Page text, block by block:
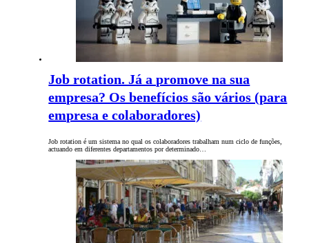
Job rotation. Já a promove na sua
empresa? Os benefícios são vários (para
empresa e colaboradores)
Job rotation é um sistema no qual os colaboradores trabalham num ciclo de funções,
actuando em diferentes departamentos por determinado…